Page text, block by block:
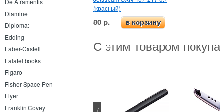
De Atramentis
Diamine
Diplomat
Edding
Faber-Castell
Falafel books
Figaro
Fisher Space Pen
Flyer
Franklin Covey
(красный)
80 р. в корзину
С этим товаром